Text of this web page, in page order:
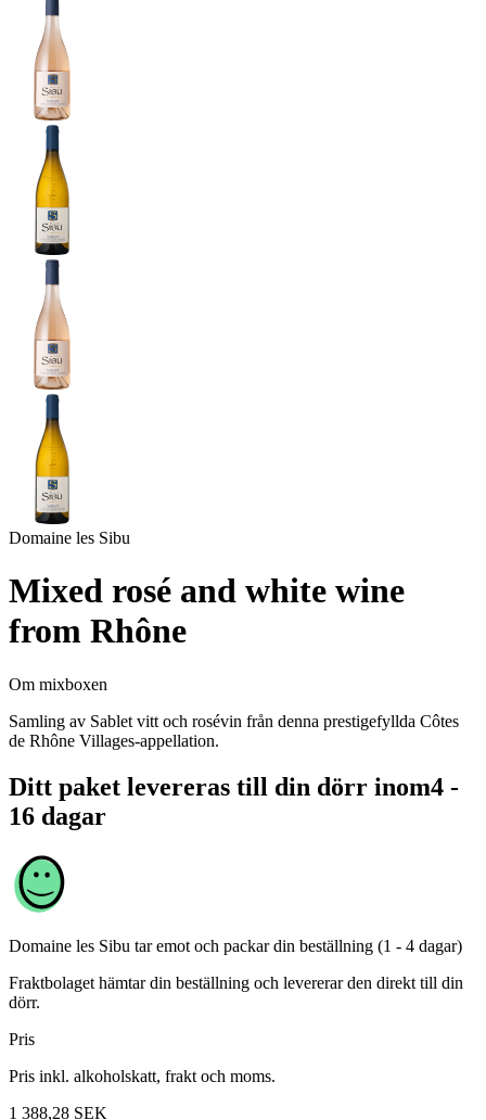
Domaine les Sibu
Mixed rosé and white wine
from Rhône
Om mixboxen
Samling av Sablet vitt och rosévin från denna prestigefyllda Côtes
de Rhône Villages-appellation.
Ditt paket levereras till din dörr inom4 -
16 dagar
Domaine les Sibu tar emot och packar din beställning (1 - 4 dagar)
Fraktbolaget hämtar din beställning och levererar den direkt till din
dörr.
Pris
Pris inkl. alkoholskatt, frakt och moms.
1 388,28 SEK